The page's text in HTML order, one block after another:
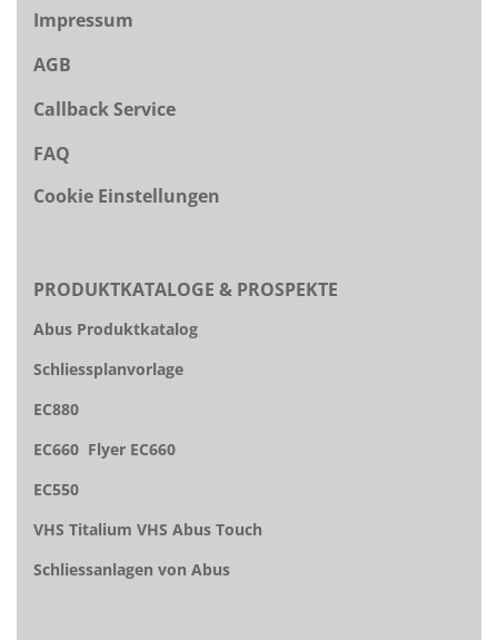
Impressum
AGB
Callback Service
FAQ
Cookie Einstellungen
PRODUKTKATALOGE & PROSPEKTE
Abus Produktkatalog
Schliessplanvorlage
EC880
EC660 Flyer EC660
EC550
VHS Titalium VHS Abus Touch
Schliessanlagen von Abus